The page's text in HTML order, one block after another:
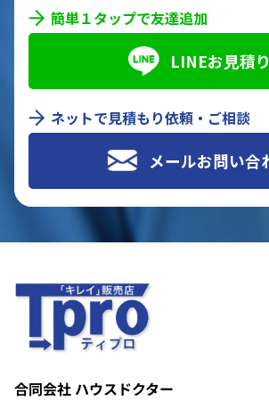
簡単１タップで友達追加
LINEお見積り
ネットで見積もり依頼・ご相談
メールお問い合
合同会社 ハウスドクター